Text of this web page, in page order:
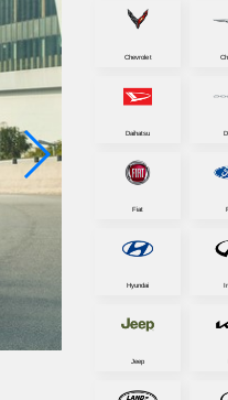
現行拉丁美洲版
Chevrolet
Daihatsu
Fiat
Hyundai
Jeep